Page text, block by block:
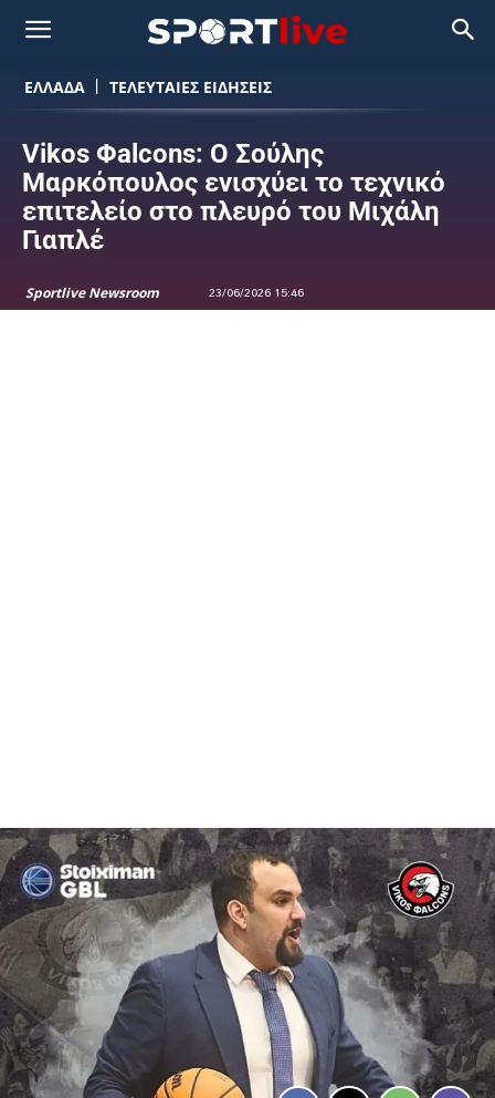
ΕΛΛΑΔΑ ΤΕΛΕΥΤΑΙΕΣ ΕΙΔΗΣΕΙΣ
Vikos Φalcons: Ο Σούλης
Μαρκόπουλος ενισχύει το τεχνικό
επιτελείο στο πλευρό του Μιχάλη
Γιαπλέ
Sportlive Newsroom 23/06/2026 15:46